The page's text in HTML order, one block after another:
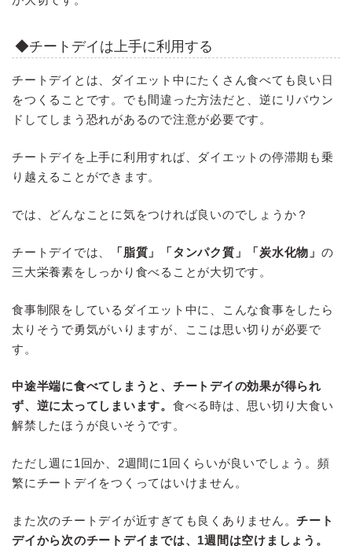
◆チートデイは上手に利用する
チートデイとは、ダイエット中にたくさん食べても良い日
をつくることです。でも間違った方法だと、逆にリバウン
ドしてしまう恐れがあるので注意が必要です。
チートデイを上手に利用すれば、ダイエットの停滞期も乗
り越えることができます。
では、どんなことに気をつければ良いのでしょうか？
チートデイでは、 「脂質」「タンパク質」「炭水化物」の
三大栄養素をしっかり食べることが大切です。
食事制限をしているダイエット中に、こんな食事をしたら
太りそうで勇気がいりますが、ここは思い切りが必要で
す。
中途半端に食べてしまうと、チートデイの効果が得られ
ず、逆に太ってしまいます。 食べる時は、思い切り大食い
解禁したほうが良いそうです。
ただし週に1回か、2週間に1回くらいが良いでしょう。頻
繁にチートデイをつくってはいけません。
また次のチートデイが近すぎても良くありません。チート
デイから次のチートデイまでは、1週間は空けましょう。